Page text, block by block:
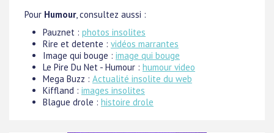
Pour Humour, consultez aussi :
Pauznet : photos insolites
Rire et detente : vidéos marrantes
Image qui bouge : image qui bouge
Le Pire Du Net - Humour : humour video
Mega Buzz : Actualité insolite du web
Kiffland : images insolites
Blague drole : histoire drole